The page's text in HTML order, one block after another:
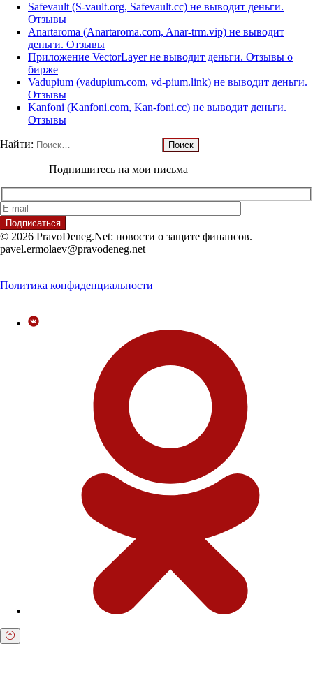
Safevault (S-vault.org, Safevault.cc) не выводит деньги.
Отзывы
Anartaroma (Anartaroma.com, Anar-trm.vip) не выводит
деньги. Отзывы
Приложение VectorLayer не выводит деньги. Отзывы о
бирже
Vadupium (vadupium.com, vd-pium.link) не выводит деньги.
Отзывы
Kanfoni (Kanfoni.com, Kan-foni.cc) не выводит деньги.
Отзывы
Найти:
Подпишитесь на мои письма
© 2026 PravoDeneg.Net: новости о защите финансов.
pavel.ermolaev@pravodeneg.net
Политика конфиденциальности